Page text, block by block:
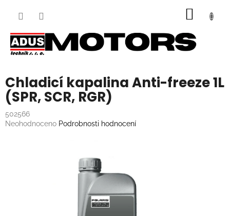
Chladicí kapalina Anti-freeze 1L
(SPR, SCR, RGR)
502566
Průměrné
Neohodnoceno Podrobnosti hodnocení